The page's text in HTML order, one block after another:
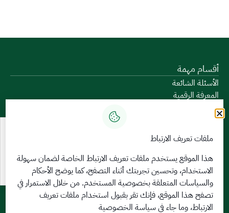
أقسام مهمة
الأسئلة الشائعة
المعرفة الرقمية
دليل الخدمات
المشاركة الإلكترونية
البيانات المفتوحة
السياسات واللوائح
تواصل معنا
الخدمات الإلكترونية
بوابة الدخول الموحد
بوابة الزوار
ملفات تعريف الارتباط
هذا الموقع يستخدم ملفات تعريف الارتباط الخاصة لضمان سهولة
الاستخدام، وتحسين تجربتك أثناء التصفح، كما يوضح الأحكام
والسياسات المتعلقةبخصوصية المستخدم. من خلال الاستمرار في
تصفح هذا الموقع، فإنك تقر بقبول استخدام ملفات تعريف
الارتباط، وما جاء في سياسة الخصوصية